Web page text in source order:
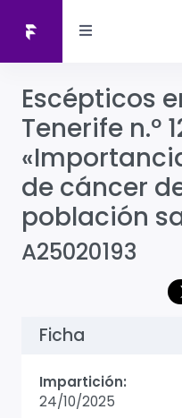
Escépticos
Tenerife n.º
de cáncer
población
A25020193
Ficha
Impartición:
24/10/2025